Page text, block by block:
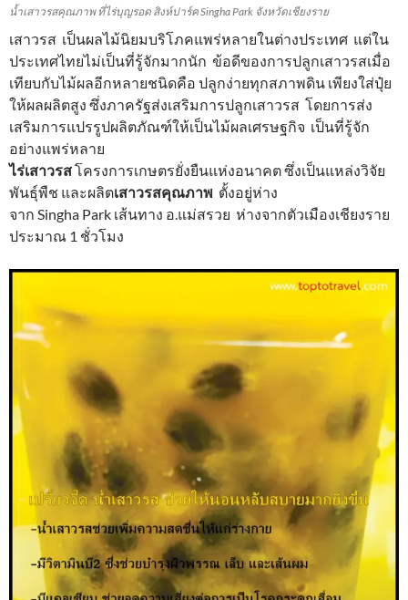
น้ำเสาวรสคุณภาพ ที่ไร่บุญรอด สิงห์ปาร์ค Singha Park จังหวัดเชียงราย
เสาวรส เป็นผลไม้นิยมบริโภคแพร่หลายในต่างประเทศ แต่ใน
ประเทศไทยไม่เป็นที่รู้จักมากนัก ข้อดีของการปลูกเสาวรสเมื่อ
เทียบกับไม้ผลอีกหลายชนิดคือ ปลูกง่ายทุกสภาพดิน เพียงใส่ปุ๋ย
ให้ผลผลิตสูง ซึ่งภาครัฐส่งเสริมการปลูกเสาวรส โดยการส่ง
เสริมการแปรรูปผลิตภัณฑ์ให้เป็นไม้ผลเศรษฐกิจ เป็นที่รู้จัก
อย่างแพร่หลาย
ไร่เสาวรสโครงการเกษตรยั่งยืนแห่งอนาคต ซึ่งเป็นแหล่งวิจัย
พันธุ์พืช และผลิตเสาวรสคุณภาพ ตั้งอยู่ห่าง
จาก Singha Park เส้นทาง อ.แม่สรวย ห่างจากตัวเมืองเชียงราย
ประมาณ 1 ชั่วโมง